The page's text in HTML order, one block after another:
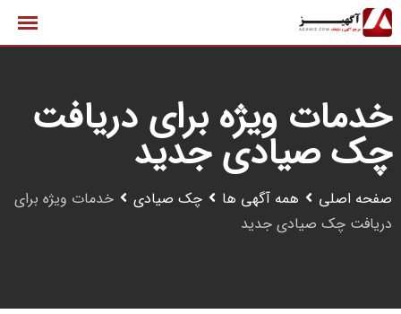
پرش
به
خدمات ویژه برای دریافت
چک صیادی جدید
صفحه اصلی همه آگهی ها چک صیادی
خدمات ویژه برای
دریافت چک صیادی جدید